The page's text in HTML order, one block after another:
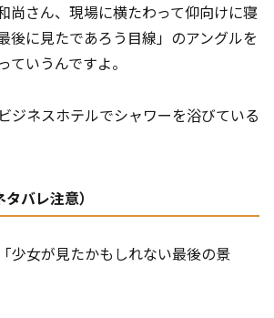
尚さん、現場に横たわって仰向けに寝
後に見たであろう目線」のアングルを
いうんですよ。
ジネスホテルでシャワーを浴びている
バレ注意）
少女が見たかもしれない最後の景